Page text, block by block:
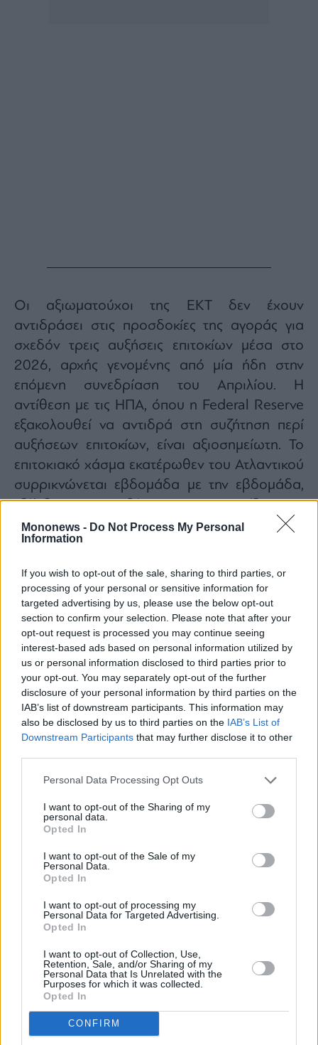
Mononews - Do Not Process My Personal
Information
If you wish to opt-out of the sale, sharing to third parties, or
processing of your personal or sensitive information for
targeted advertising by us, please use the below opt-out
section to confirm your selection. Please note that after your
opt-out request is processed you may continue seeing
interest-based ads based on personal information utilized by
us or personal information disclosed to third parties prior to
your opt-out. You may separately opt-out of the further
disclosure of your personal information by third parties on the
IAB’s list of downstream participants. This information may
also be disclosed by us to third parties on the IAB’s List of
Downstream Participants that may further disclose it to other
Personal Data Processing Opt Outs
I want to opt-out of the Sharing of my
personal data.
Opted In
I want to opt-out of the Sale of my
Personal Data.
Opted In
I want to opt-out of processing my
Personal Data for Targeted Advertising.
Opted In
I want to opt-out of Collection, Use,
Retention, Sale, and/or Sharing of my
Personal Data that Is Unrelated with the
Purposes for which it was collected.
Opted In
CONFIRM
Οι αξιωματούχοι της ΕΚΤ δεν έχουν
αντιδράσει στις προσδοκίες της αγοράς για
σχεδόν τρεις αυξήσεις επιτοκίων μέσα στο
2026, αρχής γενομένης από μία ήδη στην
επόμενη συνεδρίαση του Απριλίου. Η
αντίθεση με τις ΗΠΑ, όπου η Federal Reserve
εξακολουθεί να αντιδρά στη συζήτηση περί
αυξήσεων επιτοκίων, είναι αξιοσημείωτη. Το
επιτοκιακό χάσμα εκατέρωθεν του Ατλαντικού
συρρικνώνεται εβδομάδα με την εβδομάδα,
εξέλιξη που ενδέχεται να στηρίξει την
ανάκαμψη του ευρώ μόλις και εφόσον
επιλυθεί ο πόλεμος με το Ιράν.
Δολάριο ΗΠΑ
Η έκθεση για την απασχόληση του Μαρτίου
ήταν ισχυρότερη των προσδοκιών σε όλα τα
επιμέρους στοιχεία, αν και πιθανότατα θα
πρέπει να αξιολογηθεί σε συνδυασμό με την
πολύ ασθενέστερη έκθεση του Φεβρουαρίου.
Παρ’ όλα αυτά, μέχρι στιγμής υπάρχουν λίγες
ενδείξεις ότι ο πόλεμος και η εκτίναξη των
τιμών του πετρελαίου έχουν ουσιαστικό
αντίκτυπο στην αμερικανική οικονομία.
Όλα τα βλέμματα στρέφονται τώρα στα
ανακοινωθούν αυτήν την εβδομάδα. Πρώτον,
στην έκθεση για τον πληθωρισμό Μαρτίου, η
οποία αναμένεται να αποτυπώσει πλήρως τη
μετακύλιση από την εκτίναξη των τιμών της
έχουμε την έρευνα του Michigan για τις
εκτιμήσεις για τον πληθωρισμό. Θεωρούμε ότι
οι αξιωματούχοι της Fed παραμένουν
υπερβολικά αμέριμνοι απέναντι στην
αποσταθεροποίηση των πληθωριστικών
προσδοκιών. Πρόκειται για το έκτο διαδοχικό
έτος κατά το οποίο η κεντρική τράπεζα